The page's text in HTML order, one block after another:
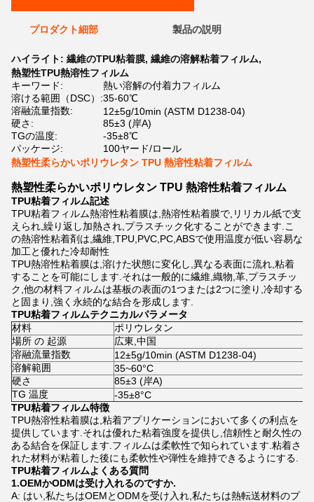
プロダクト細部 製品の説明
ハイライト: 繊維のTPU粘着膜, 繊維の溶解粘着フィルム,
熱塑性TPU熱溶性フィルム
キーワード:
熱い溶解の付着力フィルム
溶ける範囲（DSC）:35-60℃
溶融流量指数:
12±5g/10min (ASTM D1238-04)
硬さ:
85±3 (岸A)
TGの温度:
-35±8℃
パッケージ:
100ヤード/ロール
熱塑性柔らかいポリウレタン TPU 熱溶性粘着フィルム
熱塑性柔らかいポリウレタン TPU 熱溶性粘着フィルム
TPU粘着フィルム記述
TPU粘着フィルム熱溶性粘着膜は,熱溶性粘着膜で,リリカル紙で支
えられ,繰り返し加熱され,プラスチック化することができます.こ
の熱溶性粘着剤は,繊維,TPU,PVC,PC,ABSで使用温度が低い容易な
加工と優れた冷却耐性
TPU熱溶性粘着膜は,溶けた状態に変化し,異なる表面に流れ,粘着
することを可能にします.それは一般的に繊維,織物,革,プラスチッ
ク,他の材料フィルムは基板の表面の1つまたは2つに塗り,冷却する
と固まり,強く永続的な結合を形成します.
TPU粘着フィルムテクニカルパラメータ
材料
ポリウレタン
場所 の 起源
広東,中国
溶融流量指数
12±5g/10min (ASTM D1238-04)
溶解範囲
35~60°C
硬さ
85±3 (岸A)
TG 温度
-35±8°C
TPU粘着フィルム特徴
TPU熱溶性粘着膜は,粘着アプリケーションにおいて多くの利点を
提供しています.それは優れた粘着強度を提供し,信頼性と耐久性の
ある結合を保証します.フィルムは柔軟性で知られています.粘着さ
れた材料が粘着した後にも柔軟性や弾性を維持できるようにする.
TPU粘着フィルムよくある質問
1.OEMかODMは受け入れるのですか.
A: はい,私たちはOEMとODMを受け入れ,私たちは熱転送材料のプ